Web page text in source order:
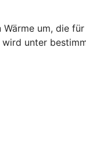
um, die
unter